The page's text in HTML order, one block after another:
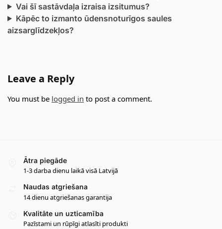
Vai šī sastāvdaļa izraisa izsitumus?
Kāpēc to izmanto ūdensnoturīgos saules
aizsarglīdzekļos?
Leave a Reply
You must be logged in to post a comment.
Ātra piegāde
1-3 darba dienu laikā visā Latvijā
Naudas atgriešana
14 dienu atgriešanas garantija
Kvalitāte un uzticamība
Pazīstami un rūpīgi atlasīti produkti